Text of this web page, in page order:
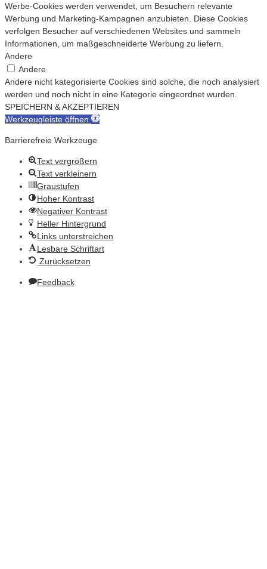
Werbe-Cookies werden verwendet, um Besuchern relevante
Werbung und Marketing-Kampagnen anzubieten. Diese Cookies
verfolgen Besucher auf verschiedenen Websites und sammeln
Informationen, um maßgeschneiderte Werbung zu liefern.
Andere
Andere
Andere nicht kategorisierte Cookies sind solche, die noch analysiert
werden und noch nicht in eine Kategorie eingeordnet wurden.
SPEICHERN & AKZEPTIEREN
Werkzeugleiste öffnen
Barrierefreie Werkzeuge
Text vergrößern
Text verkleinern
Graustufen
Hoher Kontrast
Negativer Kontrast
Heller Hintergrund
Links unterstreichen
Lesbare Schriftart
Zurücksetzen
Feedback